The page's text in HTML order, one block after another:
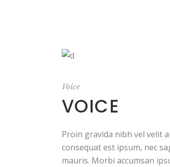
Voice
VOICE
Proin gravida nibh vel velit
consequat est ipsum, nec
mauris. Morbi accumsan